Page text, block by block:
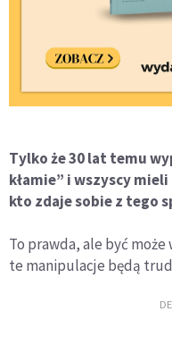
Tylko że 30 lat temu
kłamie” i wszyscy
kto zdaje sobie z tego
To prawda, ale być
te manipulacje będą